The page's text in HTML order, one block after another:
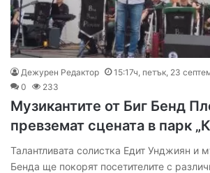
Дежурен Редактор
15:17ч, петък, 23
0
233
Музикантите от Биг Бенд
превземат сцената в парк
Талантливата солистка Едит Унджиян и
Бенда ще покорят посетителите с